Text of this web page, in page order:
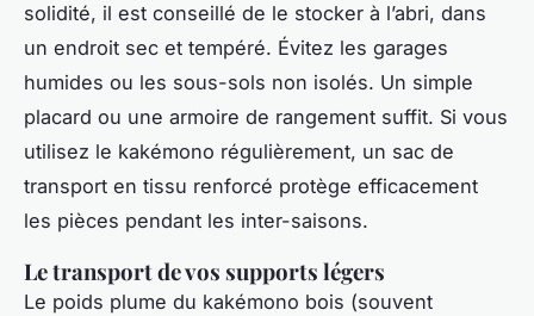
solidité, il est conseillé de le stocker à l’abri, dans
un endroit sec et tempéré. Évitez les garages
humides ou les sous-sols non isolés. Un simple
placard ou une armoire de rangement suffit. Si vous
utilisez le kakémono régulièrement, un sac de
transport en tissu renforcé protège efficacement
les pièces pendant les inter-saisons.
Le transport de vos supports légers
Le poids plume du kakémono bois (souvent